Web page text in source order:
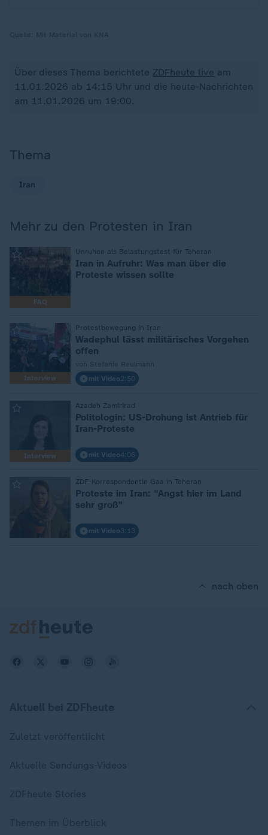
Über dieses Thema berichtete ZDFheute live am
11.01.2026 ab 14:15 Uhr und die heute-Nachrichten
am 11.01.2026 um 19:00.
Thema
Iran
Mehr zu den Protesten in Iran
FAQ
Unruhen als Belastungstest für Teheran
Iran in Aufruhr: Was man über die
Proteste wissen sollte
Interview
Protestbewegung in Iran
Wadephul lässt militärisches Vorgehen
offen
mit Video2:50
Interview
Azadeh Zamirirad
Politologin: US-Drohung ist Antrieb für
Iran-Proteste
mit Video4:06
ZDF-Korrespondentin Gaa in Teheran
Proteste im Iran: "Angst hier im Land
sehr groß"
mit Video3:13
nach oben